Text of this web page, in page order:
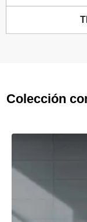
Colección